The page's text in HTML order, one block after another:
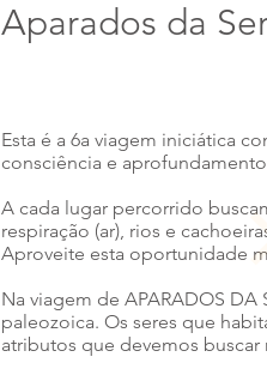
Aparados da
Esta é a 6a viagem iniciática
consciência e
A cada lugar percorrido
respiração (ar), rios e
Aproveite esta oportunidade
Na viagem de APARADOS
paleozoica. Os seres que
atributos que devemos buscar